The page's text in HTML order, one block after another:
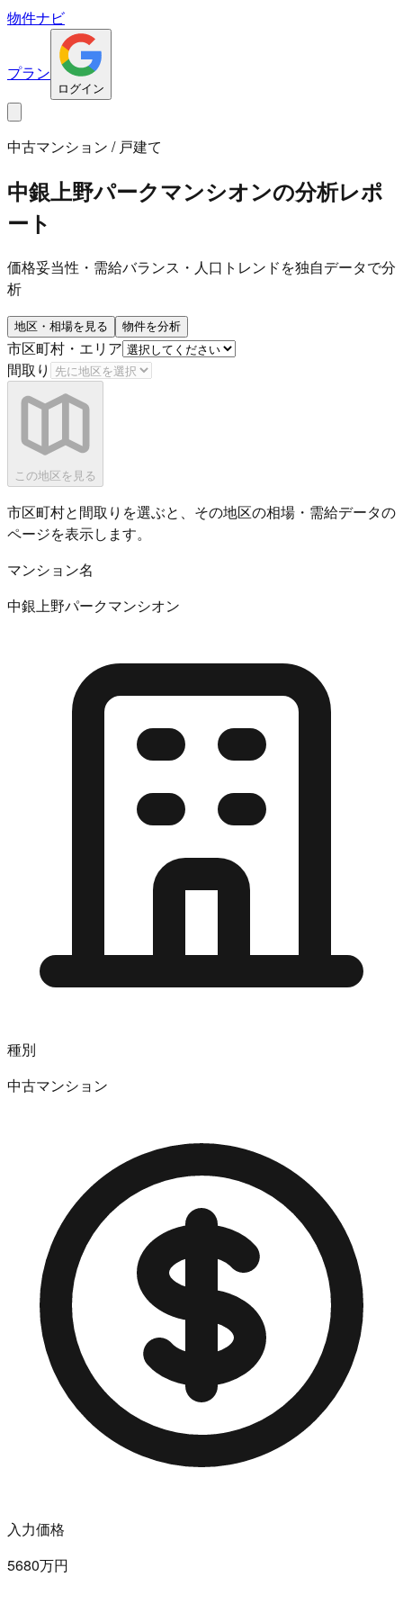
物件ナビ
プラン
ログイン
中古マンション / 戸建て
中銀上野パークマンシオンの分析レポ
ート
価格妥当性・需給バランス・人口トレンドを独自データで分
析
地区・相場を見る 物件を分析
市区町村・エリア
間取り
この地区を見る
市区町村と間取りを選ぶと、その地区の相場・需給データの
ページを表示します。
マンション名
中銀上野パークマンシオン
種別
中古マンション
入力価格
5680万円